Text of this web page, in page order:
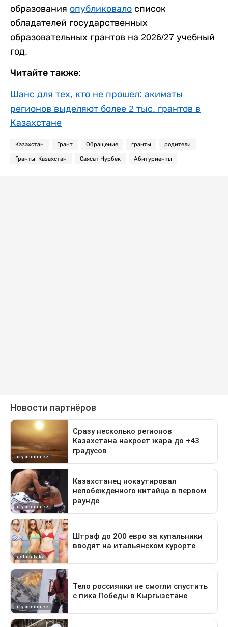
образования опубликовало список
обладателей государственных
образовательных грантов на 2026/27 учебный
год.
Читайте также:
Шанс для тех, кто не прошел: акиматы
регионов выделяют более 2 тыс. грантов в
Казахстане
Казахстан Грант Обращение гранты родители
Гранты. Казахстан Саясат Нурбек Абитуриенты